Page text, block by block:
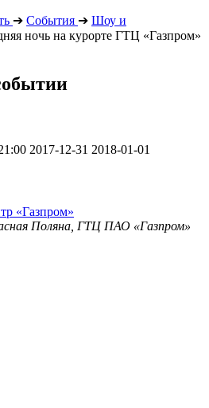
➔ События ➔ Шоу и
ночь на курорте ГТЦ «Газпром»
2017-12-31 2018-01-01
«Газпром»
Поляна, ГТЦ ПАО «Газпром»